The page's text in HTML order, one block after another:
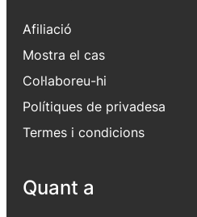
Afiliació
Mostra el cas
Col·laboreu-hi
Polítiques de privadesa
Termes i condicions
Quant a